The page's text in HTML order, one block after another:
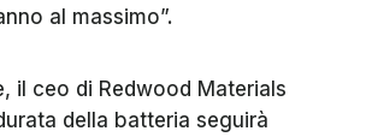
al massimo”.
il ceo di Redwood Materials
della batteria seguirà